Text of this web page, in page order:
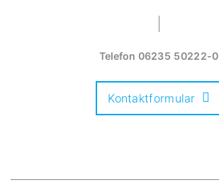
Telefon 06235 50222-0
Kontaktformular